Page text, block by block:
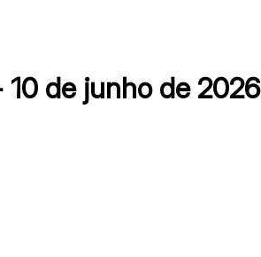
de junho de 2026